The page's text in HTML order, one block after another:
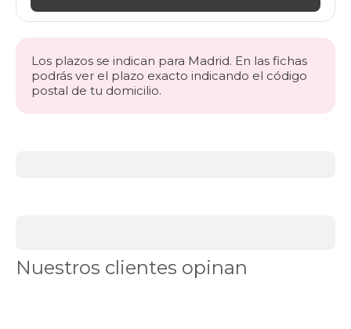
Los plazos se indican para Madrid. En las fichas
podrás ver el plazo exacto indicando el código
postal de tu domicilio.
Canapés
Nuestros clientes opinan